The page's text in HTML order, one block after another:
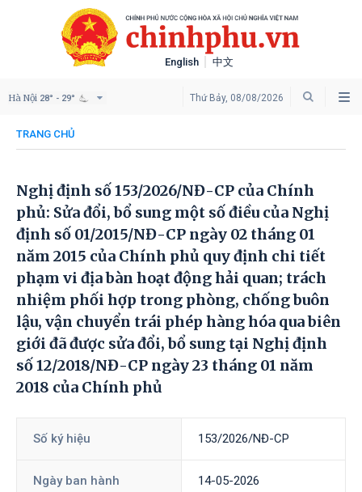
English 中文
Thứ Bảy, 08/08/2026
Hà Nội 28° - 29°
TRANG CHỦ
Nghị định số 153/2026/NĐ-CP của Chính
phủ: Sửa đổi, bổ sung một số điều của Nghị
định số 01/2015/NĐ-CP ngày 02 tháng 01
năm 2015 của Chính phủ quy định chi tiết
phạm vi địa bàn hoạt động hải quan; trách
nhiệm phối hợp trong phòng, chống buôn
lậu, vận chuyển trái phép hàng hóa qua biên
giới đã được sửa đổi, bổ sung tại Nghị định
số 12/2018/NĐ-CP ngày 23 tháng 01 năm
2018 của Chính phủ
Số ký hiệu 153/2026/NĐ-CP
Ngày ban hành 14-05-2026